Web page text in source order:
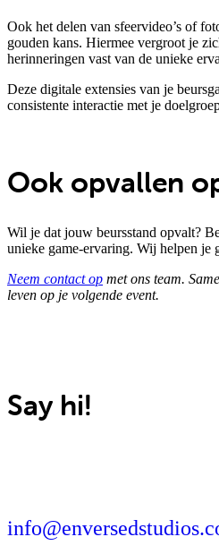
Ook het delen van sfeervideo’s of
gouden kans. Hiermee vergroot je
herinneringen vast van de unieke
Deze digitale extensies van je
consistente interactie met je
Ook opvallen
Wil je dat jouw beursstand opvalt?
unieke game-ervaring. Wij helpen je
Neem contact op met ons team.
leven op je volgende event.
Say hi!